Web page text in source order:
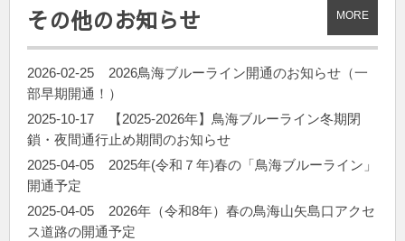
その他のお知らせ
2026-02-25
2026鳥海ブルーライン開通のお知らせ（一
部早期開通！）
2025-10-17
【2025-2026年】鳥海ブルーライン冬期閉
鎖・夜間通行止め期間のお知らせ
2025-04-05
2025年(令和７年)春の「鳥海ブルーライン」
開通予定
2025-04-05
2026年（令和8年）春の鳥海山矢島口アクセ
ス道路の開通予定
MORE